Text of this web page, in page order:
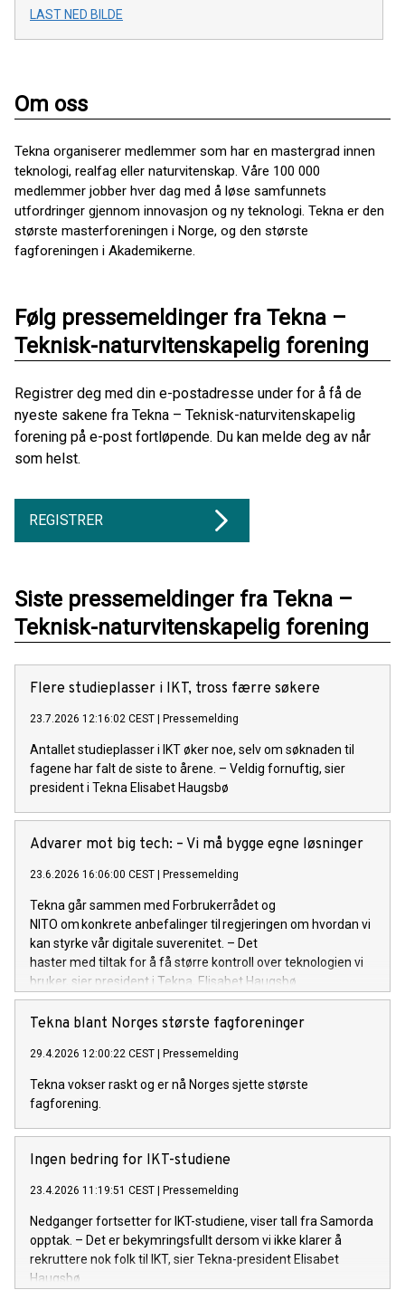
LAST NED BILDE
Om oss
Tekna organiserer medlemmer som har en mastergrad innen
teknologi, realfag eller naturvitenskap. Våre 100 000
medlemmer jobber hver dag med å løse samfunnets
utfordringer gjennom innovasjon og ny teknologi. Tekna er den
største masterforeningen i Norge, og den største
fagforeningen i Akademikerne.
Følg pressemeldinger fra Tekna –
Teknisk-naturvitenskapelig forening
Registrer deg med din e-postadresse under for å få de
nyeste sakene fra Tekna – Teknisk-naturvitenskapelig
forening på e-post fortløpende. Du kan melde deg av når
som helst.
REGISTRER
Siste pressemeldinger fra Tekna –
Teknisk-naturvitenskapelig forening
Flere studieplasser i IKT, tross færre søkere
23.7.2026 12:16:02 CEST Pressemelding
Antallet studieplasser i IKT øker noe, selv om søknaden til
fagene har falt de siste to årene. – Veldig fornuftig, sier
president i Tekna Elisabet Haugsbø
Advarer mot big tech: – Vi må bygge egne løsninger
23.6.2026 16:06:00 CEST Pressemelding
Tekna går sammen med Forbrukerrådet og
NITO om konkrete anbefalinger til regjeringen om hvordan vi
kan styrke vår digitale suverenitet. – Det
haster med tiltak for å få større kontroll over teknologien vi
bruker, sier president i Tekna, Elisabet Haugsbø.
Tekna blant Norges største fagforeninger
29.4.2026 12:00:22 CEST Pressemelding
Tekna vokser raskt og er nå Norges sjette største
fagforening.
Ingen bedring for IKT-studiene
23.4.2026 11:19:51 CEST Pressemelding
Nedganger fortsetter for IKT-studiene, viser tall fra Samorda
opptak. – Det er bekymringsfullt dersom vi ikke klarer å
rekruttere nok folk til IKT, sier Tekna-president Elisabet
Haugsbø.